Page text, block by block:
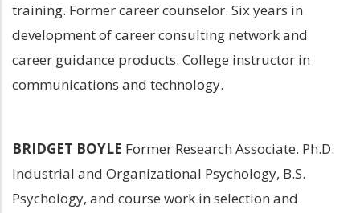
training. Former career counselor. Six years in
development of career consulting network and
career guidance products. College instructor in
communications and technology.
BRIDGET BOYLE Former Research Associate. Ph.D.
Industrial and Organizational Psychology, B.S.
Psychology, and course work in selection and